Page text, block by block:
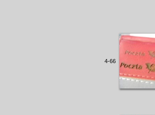
4-66